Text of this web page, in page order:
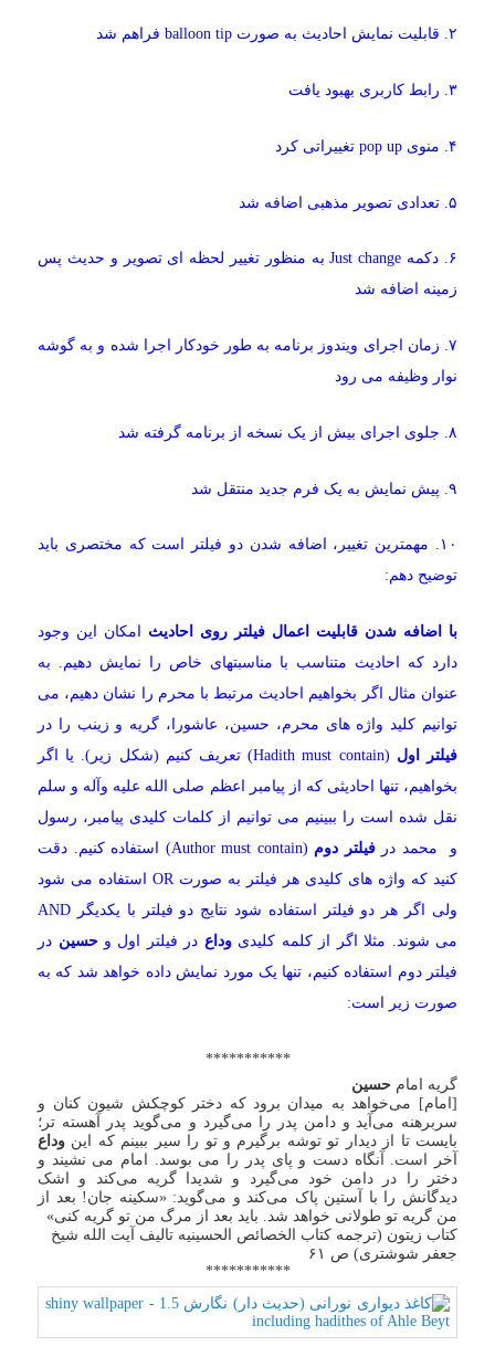
۲. قابلیت نمایش احادیث به صورت balloon tip فراهم شد
۳. رابط کاربری بهبود یافت
۴. منوی pop up تغییراتی کرد
۵. تعدادی تصویر مذهبی اضافه شد
۶. دکمه Just change به منظور تغییر لحظه ای تصویر و حدیث پس
زمینه اضافه شد
۷. زمان اجرای ویندوز برنامه به طور خودکار اجرا شده و به گوشه
نوار وظیفه می رود
۸. جلوی اجرای بیش از یک نسخه از برنامه گرفته شد
۹. پیش نمایش به یک فرم جدید منتقل شد
۱۰. مهمترین تغییر، اضافه شدن دو فیلتر است که مختصری باید
توضیح دهم:
با اضافه شدن قابلیت اعمال فیلتر روی احادیث
امکان این وجود
دارد که احادیث متناسب با مناسبتهای خاص را نمایش دهیم. به
عنوان مثال اگر بخواهیم احادیث مرتبط با محرم را نشان دهیم، می
توانیم کلید واژه های محرم، حسین، عاشورا، گریه و زینب را در
فیلتر اول
(Hadith must contain) تعریف کنیم (شکل زیر). یا اگر
بخواهیم، تنها احادیثی که از پیامبر اعظم صلی الله علیه وآله و سلم
نقل شده است را ببینیم می توانیم از کلمات کلیدی پیامبر، رسول
و محمد درفیلتر دوم
(Author must contain) استفاده کنیم. دقت
کنید که واژه های کلیدی هر فیلتر به صورت OR استفاده می شود
ولی اگر هر دو فیلتر استفاده شود نتایج دو فیلتر با یکدیگر AND
می شوند. مثلا اگر از کلمه کلیدیوداع در فیلتر اول وحسین در
فیلتر دوم استفاده کنیم، تنها یک مورد نمایش داده خواهد شد که به
صورت زیر است:
***********
گریه امامحسین
[امام] می‌خواهد به میدان برود که دختر کوچکش شیون کنان و
سربرهنه می‌آید و دامن پدر را می‌گیرد و می‌گوید پدر آهسته تر؛
بایست تا از دیدار تو توشه برگیرم و تو را سیر ببینم که این وداع
آخر است. آنگاه دست و پای پدر را می بوسد. امام می نشیند و
دختر را در دامن خود می‌گیرد و شدیدا گریه می‌کند و اشک
دیدگانش را با آستین پاک می‌کند و می‌گوید: «سکینه جان! بعد از
من گریه تو طولانی خواهد شد. باید بعد از مرگ من تو گریه کنی»
کتاب زیتون (ترجمه کتاب الخصائص الحسینیه تالیف آیت الله شیخ
جعفر شوشتری) ص ۶۱
***********